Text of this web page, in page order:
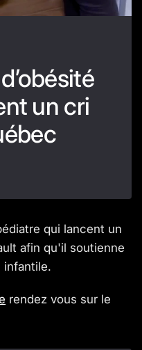
un cri
qui lancent un
afin qu'il soutienne
infantile.
rendez vous sur le